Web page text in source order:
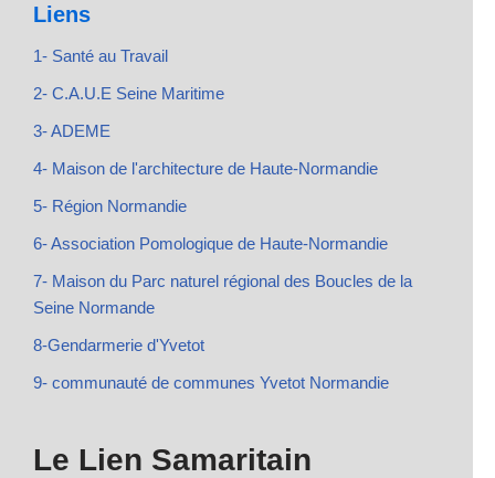
Liens
1- Santé au Travail
2- C.A.U.E Seine Maritime
3- ADEME
4- Maison de l'architecture de Haute-Normandie
5- Région Normandie
6- Association Pomologique de Haute-Normandie
7- Maison du Parc naturel régional des Boucles de la
Seine Normande
8-Gendarmerie d'Yvetot
9- communauté de communes Yvetot Normandie
Le Lien Samaritain